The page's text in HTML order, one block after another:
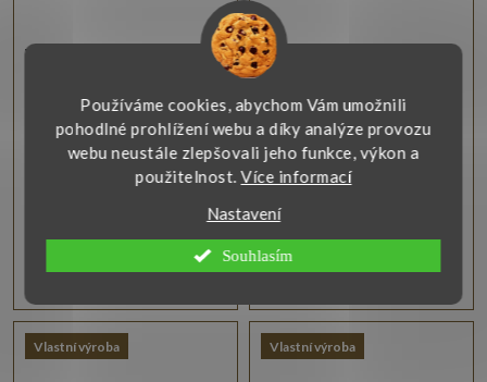
Používáme cookies, abychom Vám umožnili
pohodlné prohlížení webu a díky analýze provozu
webu neustále zlepšovali jeho funkce, výkon a
použitelnost.Více informací
Nastavení
Souhlasím
Visací náušnice
13 550 Kč
Originální visací náušnice jsou
vyrobeny ze 14karátového
zlata ve žluto-bílé barevné
Náušnice bílé zlato
modrý opál
13 480 Kč
Kvalitně zpracované náušnice
v bílém zlatě zdobí modrý
synt. opál ve zlaté klícce.
Vlastní výroba Vlastní výroba